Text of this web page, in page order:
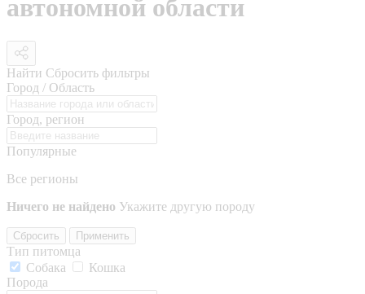
автономной области
Найти Сбросить фильтры
Город / Область
Город, регион
Популярные
Все регионы
Ничего не найдено Укажите другую породу
Сбросить Применить
Тип питомца
Собака
Кошка
Порода